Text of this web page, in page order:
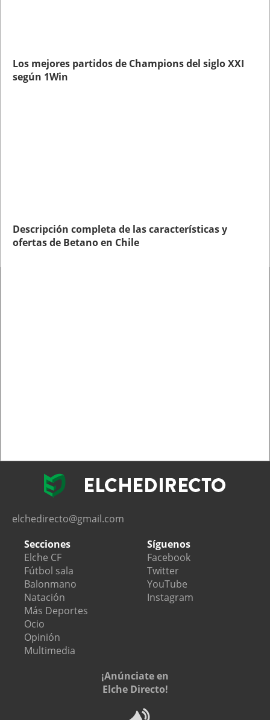
Los mejores partidos de Champions del siglo XXI
según 1Win
Descripción completa de las características y
ofertas de Betano en Chile
elchedirecto@gmail.com
Secciones
Elche CF
Fútbol sala
Balonmano
Natación
Más Deportes
Ocio
Opinión
Multimedia
Síguenos
Facebook
Twitter
YouTube
Instagram
¡Anúnciate en
Elche Directo!